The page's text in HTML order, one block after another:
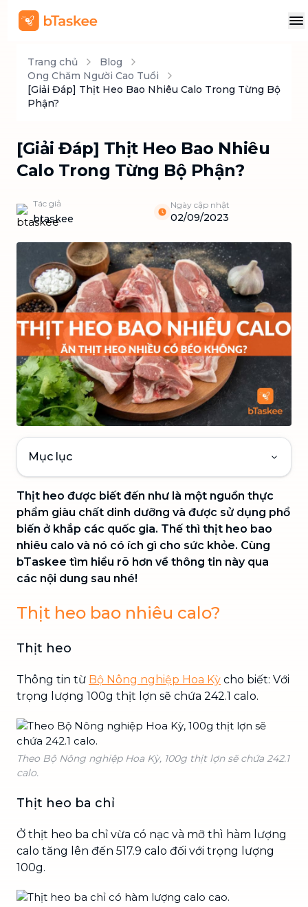
Trang chủ
Blog
Ong Chăm Người Cao Tuổi
[Giải Đáp] Thịt Heo Bao Nhiêu Calo Trong Từng Bộ
Phận?
[Giải Đáp] Thịt Heo Bao Nhiêu
Calo Trong Từng Bộ Phận?
Tác giả
btaskee
Ngày cập nhật
02/09/2023
Mục lục
Thịt heo được biết đến như là một nguồn thực
phẩm giàu chất dinh dưỡng và được sử dụng phổ
biến ở khắp các quốc gia. Thế thì thịt heo bao
nhiêu calo và nó có ích gì cho sức khỏe. Cùng
bTaskee tìm hiểu rõ hơn về thông tin này qua
các nội dung sau nhé!
Thịt heo bao nhiêu calo?
Thịt heo
Thông tin từ Bộ Nông nghiệp Hoa Kỳ cho biết: Với
trọng lượng 100g thịt lợn sẽ chứa 242.1 calo.
Theo Bộ Nông nghiệp Hoa Kỳ, 100g thịt lợn sẽ chứa 242.1
calo.
Thịt heo ba chỉ
Ở thịt heo ba chỉ vừa có nạc và mỡ thì hàm lượng
calo tăng lên đến 517.9 calo đối với trọng lượng
100g.